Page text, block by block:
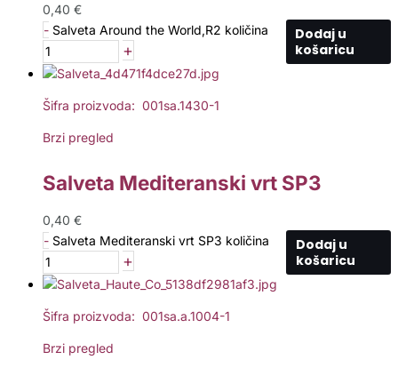
0,40 €
- Salveta Around the World,R2 količina
+
Dodaj u
košaricu
Šifra proizvoda: 001sa.1430-1
Brzi pregled
Salveta Mediteranski vrt SP3
0,40 €
- Salveta Mediteranski vrt SP3 količina
+
Dodaj u
košaricu
Šifra proizvoda: 001sa.a.1004-1
Brzi pregled